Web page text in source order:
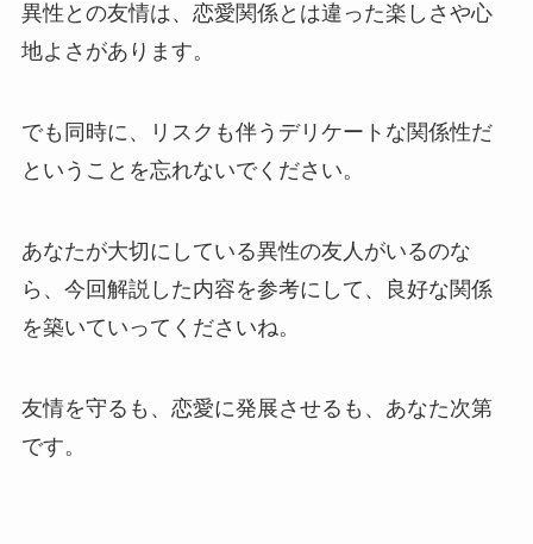
異性との友情は、恋愛関係とは違った楽しさや心
地よさがあります。
でも同時に、リスクも伴うデリケートな関係性だ
ということを忘れないでください。
あなたが大切にしている異性の友人がいるのな
ら、今回解説した内容を参考にして、良好な関係
を築いていってくださいね。
友情を守るも、恋愛に発展させるも、あなた次第
です。